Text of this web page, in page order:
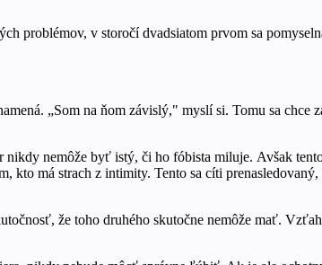
problémov, v storočí dvadsiatom prvom sa
„Som na ňom závislý," myslí si. Tomu sa chce
nemôže byť istý, či ho fóbista miluje. Avšak
má strach z intimity. Tento sa cíti
že toho druhého skutočne nemôže mať.